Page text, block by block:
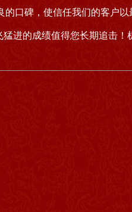
的口碑，使信任我们的客户
猛进的成绩值得您长期追击